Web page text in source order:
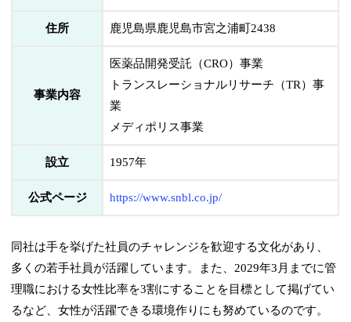
住所 鹿児島県鹿児島市宮之浦町2438
事業内容
医薬品開発受託（CRO）事業
トランスレーショナルリサーチ（TR）事
業
メディポリス事業
設立 1957年
公式ページ https://www.snbl.co.jp/
同社は手を挙げた社員のチャレンジを歓迎する文化があり、
多くの若手社員が活躍しています。また、2029年3月までに管
理職における女性比率を3割にすることを目標として掲げてい
るなど、女性が活躍できる環境作りにも努めているのです。